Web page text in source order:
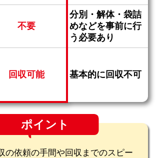
不要
分別・解体・袋詰
めなどを事前に行
う必要あり
回収可能 基本的に回収不可
ポイント
の依頼の手間や回収までのスピー